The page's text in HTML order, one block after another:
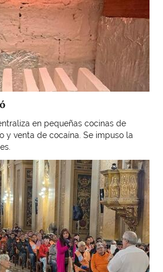
en pequeñas cocinas de
y venta de cocaína. Se impuso la